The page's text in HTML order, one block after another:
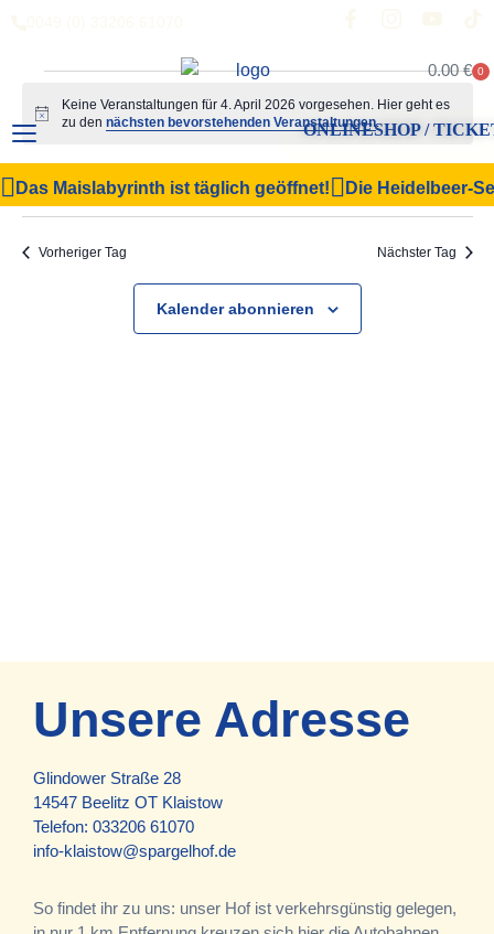
0.00€ 0
ONLINESHOP /
Das Maislabyrinth ist täglich geöffnet! Die Heidelbeer-
Hinweis
Keine Veranstaltungen für 4. April 2026 vorgesehen. Hier geht es
zu den nächsten bevorstehenden Veranstaltungen.
Suche
und
Ansichten,
Navigation
Suche
Tag
04.04.2026
Datum
wählen.
Vorheriger Tag Nächster Tag
Kalender abonnieren
Unsere Adresse
Glindower Straße 28
14547 Beelitz OT Klaistow
Telefon: 033206 61070
info-klaistow@spargelhof.de
So findet ihr zu uns: unser Hof ist verkehrsgünstig gelegen,